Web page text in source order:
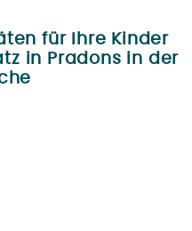
für Ihre Kinder
in Pradons in der